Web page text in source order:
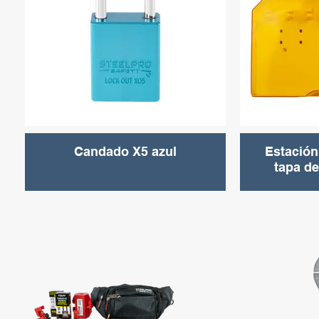
Candado X5 azul
tapa